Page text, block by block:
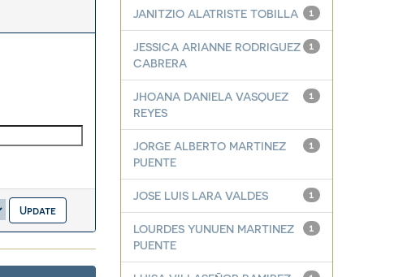
1
JANITZIO ALATRISTE TOBILLA
1
JESSICA ARIANNE RODRIGUEZ
CABRERA
1
JHOANA DANIELA VASQUEZ
REYES
1
JORGE ALBERTO MARTINEZ
PUENTE
1
JOSE LUIS LARA VALDES
1
LOURDES YUNUEN MARTINEZ
PUENTE